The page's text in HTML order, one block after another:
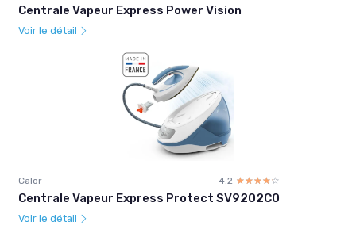
Centrale Vapeur Express Power Vision
Voir le détail
Calor 4.2 ☆☆☆☆☆
★★★★★
Centrale Vapeur Express Protect SV9202C0
Voir le détail